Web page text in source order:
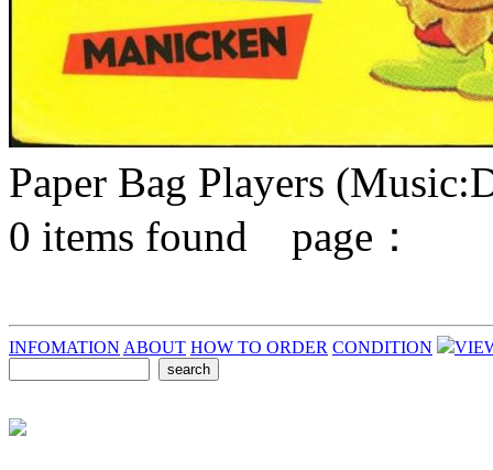
Paper Bag Players
0 items found page：
INFOMATION ABOUT HOW TO ORDER CONDITION